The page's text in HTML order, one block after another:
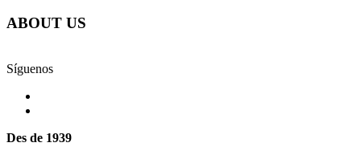
ABOUT US
Síguenos
Des de 1939